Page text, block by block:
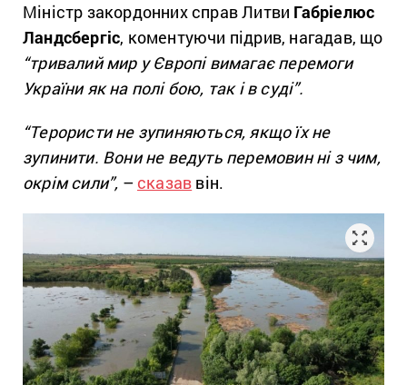
Міністр закордонних справ Литви Габріелюс
Ландсбергіс, коментуючи підрив, нагадав, що
“тривалий мир у Європі вимагає перемоги
України як на полі бою, так і в суді”.
“Терористи не зупиняються, якщо їх не
зупинити. Вони не ведуть перемовин ні з чим,
окрім сили”, – сказав він.